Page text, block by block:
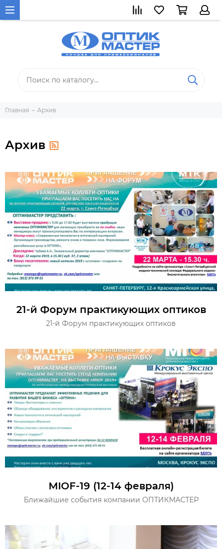
Главная Архив
Архив
21-й Форум практикующих оптиков
21-й Форум практикующих оптиков
MIOF-19 (12-14 февраля)
Ближайшие события компании ОПТИКМАСТЕР